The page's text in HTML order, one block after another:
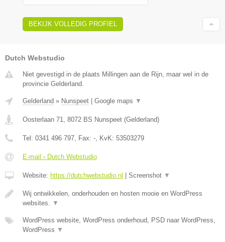
BEKIJK VOLLEDIG PROFIEL
Dutch Webstudio
Niet gevestigd in de plaats Millingen aan de Rijn, maar wel in de
provincie Gelderland.
Gelderland » Nunspeet Google maps ▼
Oosterlaan 71 8072 BS Nunspeet (Gelderland)
Tel: 0341 496 797 , Fax: - , KvK: 53503279
E-mail › Dutch Webstudio
Website: https://dutchwebstudio.nl Screenshot ▼
Wij ontwikkelen, onderhouden en hosten mooie en WordPress
websites.
▼
WordPress website, WordPress onderhoud, PSD naar WordPress,
WordPress ▼